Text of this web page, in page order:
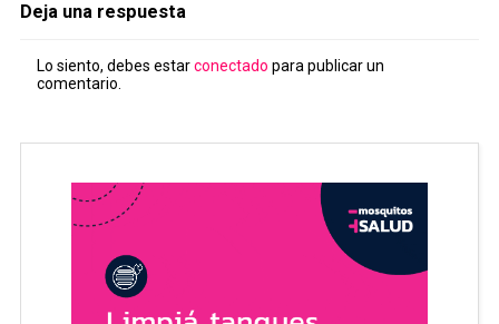
Deja una respuesta
Lo siento, debes estarconectado para publicar un
comentario.